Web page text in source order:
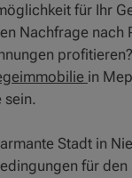
für Ihr
Nachfrage nach
in
sein.
Stadt in
für den